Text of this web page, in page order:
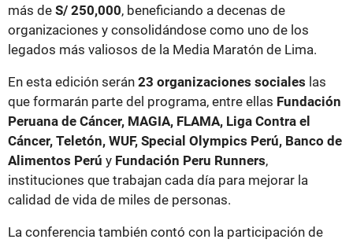
más de S/ 250,000, beneficiando a decenas de
organizaciones y consolidándose como uno de los
legados más valiosos de la Media Maratón de Lima.
En esta edición serán 23 organizaciones sociales las
que formarán parte del programa, entre ellas Fundación
Peruana de Cáncer, MAGIA, FLAMA, Liga Contra el
Cáncer, Teletón, WUF, Special Olympics Perú, Banco de
Alimentos Perú y Fundación Peru Runners,
instituciones que trabajan cada día para mejorar la
calidad de vida de miles de personas.
La conferencia también contó con la participación de